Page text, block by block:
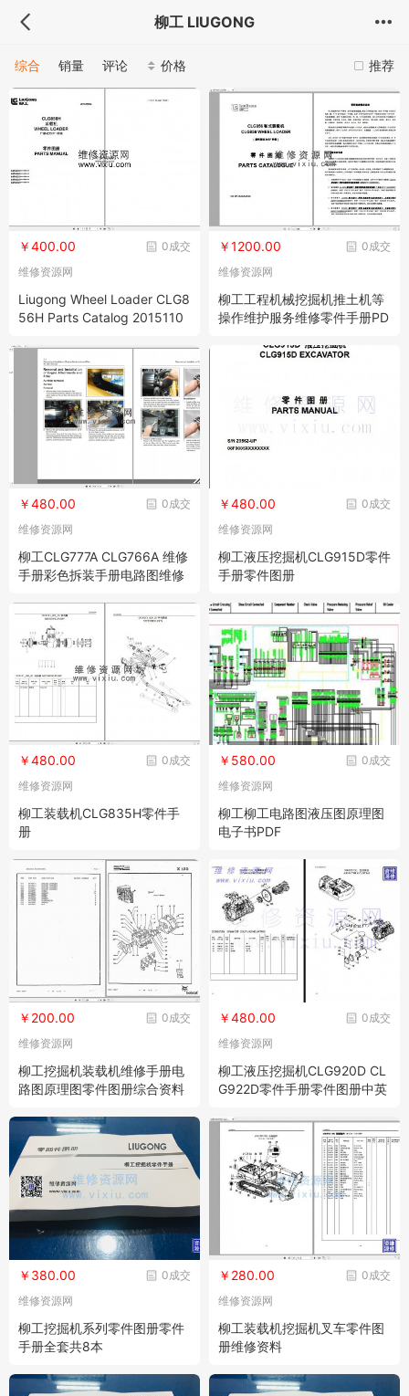
柳工 LIUGONG
推荐
综合 销量 评论 价格
0成交
￥400.00
维修资源网
Liugong Wheel Loader CLG8
56H Parts Catalog 2015110
G856H配件目录 201511002
中文版/英文版
0成交
￥1200.00
维修资源网
柳工工程机械挖掘机推土机等
操作维护服务维修零件手册PD
0成交
￥480.00
维修资源网
柳工CLG777A CLG766A 维修
手册彩色拆装手册电路图维修
0成交
￥480.00
维修资源网
柳工液压挖掘机CLG915D零件
手册零件图册
0成交
￥480.00
维修资源网
柳工装载机CLG835H零件手
册
0成交
￥580.00
维修资源网
柳工柳工电路图液压图原理图
电子书PDF
0成交
￥200.00
维修资源网
柳工挖掘机装载机维修手册电
路图原理图零件图册综合资料
0成交
￥480.00
维修资源网
柳工液压挖掘机CLG920D CL
G922D零件手册零件图册中英
0成交
￥380.00
维修资源网
柳工挖掘机系列零件图册零件
手册全套共8本
0成交
￥280.00
维修资源网
柳工装载机挖掘机叉车零件图
册维修资料